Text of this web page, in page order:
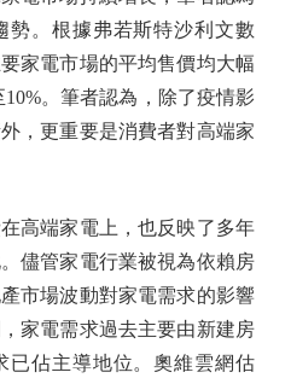
勢。根據弗若斯特沙利文數
家電市場的平均售價均大幅
。筆者認為，除了疫情影
，更重要是消費者對高端家
端家電上，也反映了多年
儘管家電行業被視為依賴房
市場波動對家電需求的影響
家電需求過去主要由新建房
已佔主導地位。奧維雲網估